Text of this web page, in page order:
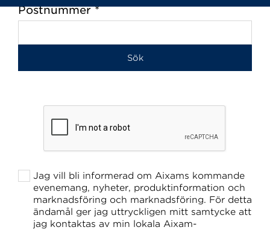
Postnummer *
Jag vill bli informerad om Aixams kommande
evenemang, nyheter, produktinformation och
marknadsföring och marknadsföring. För detta
ändamål ger jag uttryckligen mitt samtycke att
jag kontaktas av min lokala Aixam-